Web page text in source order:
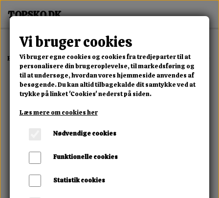
Forside Erotisk Kollektion Alle Produkter Brooke Le Hook - Life
Vi bruger cookies
Vi bruger egne cookies og cookies fra tredjeparter til at
personalisere din brugeroplevelse, til markedsføring og
til at undersøge, hvordan vores hjemmeside anvendes af
besøgende. Du kan altid tilbagekalde dit samtykke ved at
trykke på linket 'Cookies' nederst på siden.
Læs mere om cookies her
Nødvendige cookies
Funktionelle cookies
Statistik cookies